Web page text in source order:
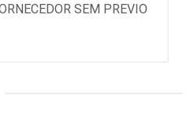
SEM PREVIO